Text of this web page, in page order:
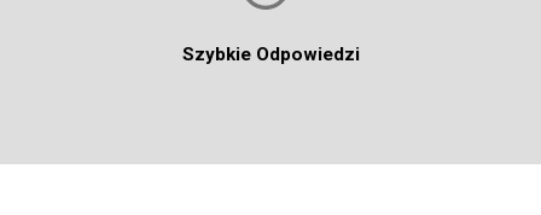
Szybkie Odpowiedzi